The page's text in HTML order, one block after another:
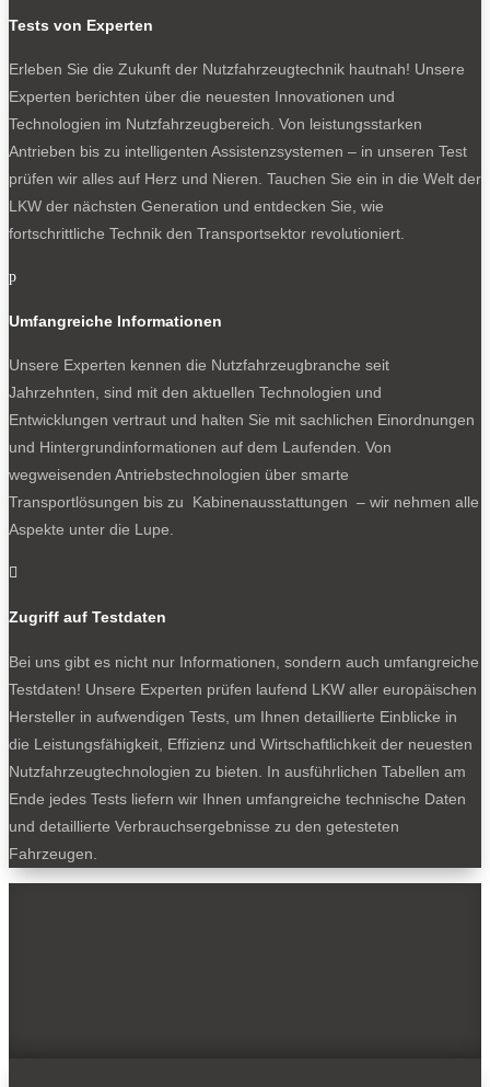
Tests von Experten
Erleben Sie die Zukunft der Nutzfahrzeugtechnik hautnah! Unsere
Experten berichten über die neuesten Innovationen und
Technologien im Nutzfahrzeugbereich. Von leistungsstarken
Antrieben bis zu intelligenten Assistenzsystemen – in unseren Test
prüfen wir alles auf Herz und Nieren. Tauchen Sie ein in die Welt der
LKW der nächsten Generation und entdecken Sie, wie
fortschrittliche Technik den Transportsektor revolutioniert.
p
Umfangreiche Informationen
Unsere Experten kennen die Nutzfahrzeugbranche seit
Jahrzehnten, sind mit den aktuellen Technologien und
Entwicklungen vertraut und halten Sie mit sachlichen Einordnungen
und Hintergrundinformationen auf dem Laufenden. Von
wegweisenden Antriebstechnologien über smarte
Transportlösungen bis zu Kabinenausstattungen – wir nehmen alle
Aspekte unter die Lupe.

Zugriff auf Testdaten
Bei uns gibt es nicht nur Informationen, sondern auch umfangreiche
Testdaten! Unsere Experten prüfen laufend LKW aller europäischen
Hersteller in aufwendigen Tests, um Ihnen detaillierte Einblicke in
die Leistungsfähigkeit, Effizienz und Wirtschaftlichkeit der neuesten
Nutzfahrzeugtechnologien zu bieten. In ausführlichen Tabellen am
Ende jedes Tests liefern wir Ihnen umfangreiche technische Daten
und detaillierte Verbrauchsergebnisse zu den getesteten
Fahrzeugen.